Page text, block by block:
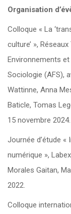
Organisation
Colloque « La
culture’ »,
Environnements
Sociologie (AFS),
Wattinne, Anna
Baticle, Tomas
15 novembre 2024.
Journée d’étude «
numérique »,
Morales Gaitan,
2022.
Colloque